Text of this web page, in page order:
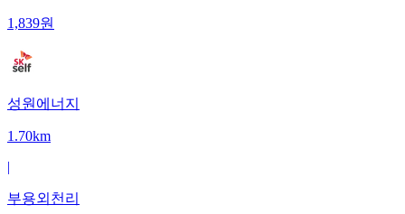
1,839원
성원에너지
1.70km
|
부용외천리